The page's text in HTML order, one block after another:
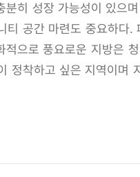
히 성장 가능성이 있으
공간 마련도 중요하다.
으로 풍요로운 지방은
착하고 싶은 지역이며